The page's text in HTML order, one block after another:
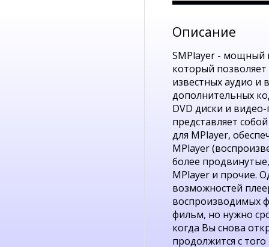
Описание
SMPlayer - мощный
который
известных аудио и
дополнительных
DVD диски и
представляет
для MPlayer,
MPlayer
более
MPlayer и прочие.
возможностей
воспроизводимых
фильм, но нужно
когда Вы снова
продолжится с